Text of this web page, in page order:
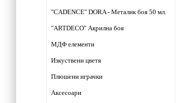
"CADENCE" DORA - Металик боя 50 мл.
"ARTDECO" Акрилна боя
МДФ елементи
Изкуствени цветя
Плюшени играчки
Аксесоари